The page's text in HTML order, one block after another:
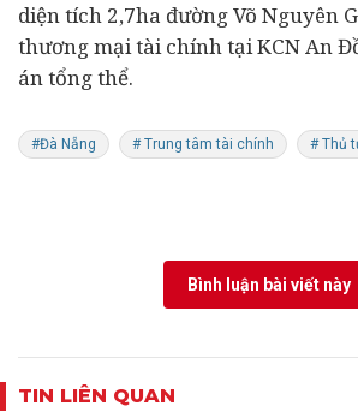
diện tích 2,7ha đường Võ Nguyên
thương mại tài chính tại KCN An
án tổng thể.
#Đà Nẵng # Trung tâm tài chính # Thủ
Bình luận bài viết này
TIN LIÊN QUAN